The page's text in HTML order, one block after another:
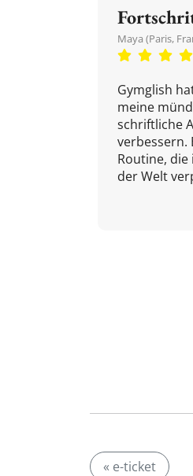
Maya (Paris,
Gymglish
meine
schriftliche
verbessern.
Routine,
der Welt
« e-ticket